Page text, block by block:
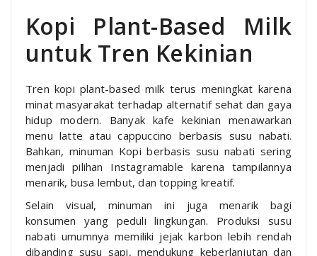
Kopi Plant-Based Milk
untuk Tren Kekinian
Tren kopi plant-based milk terus meningkat karena
minat masyarakat terhadap alternatif sehat dan gaya
hidup modern. Banyak kafe kekinian menawarkan
menu latte atau cappuccino berbasis susu nabati.
Bahkan, minuman Kopi berbasis susu nabati sering
menjadi pilihan Instagramable karena tampilannya
menarik, busa lembut, dan topping kreatif.
Selain visual, minuman ini juga menarik bagi
konsumen yang peduli lingkungan. Produksi susu
nabati umumnya memiliki jejak karbon lebih rendah
dibanding susu sapi, mendukung keberlanjutan dan